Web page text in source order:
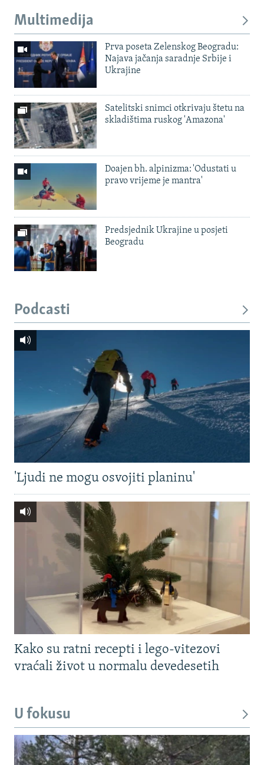
Multimedija
Prva poseta Zelenskog Beogradu:
Najava jačanja saradnje Srbije i
Ukrajine
Satelitski snimci otkrivaju štetu na
skladištima ruskog 'Amazona'
Doajen bh. alpinizma: 'Odustati u
pravo vrijeme je mantra'
Predsjednik Ukrajine u posjeti
Beogradu
Podcasti
'Ljudi ne mogu osvojiti planinu'
Kako su ratni recepti i lego-vitezovi
vraćali život u normalu devedesetih
U fokusu